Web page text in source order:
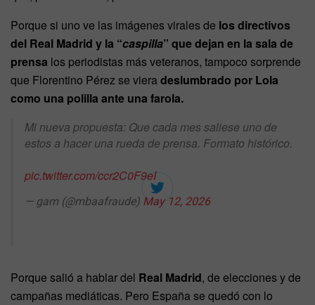
Porque si uno ve las imágenes virales de los directivos
del Real Madrid y la “caspilla” que dejan en la sala de
prensa los periodistas más veteranos, tampoco sorprende
que Florentino Pérez se vieradeslumbrado por Lola
como una polilla ante una farola.
Mi nueva propuesta: Que cada mes saliese uno de
estos a hacer una rueda de prensa. Formato histórico.
pic.twitter.com/ccr2C0F9eI
— gam (@mbaafraude) May 12, 2026
Porque salió a hablar del Real Madrid, de elecciones y de
campañas mediáticas. Pero España se quedó con lo